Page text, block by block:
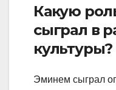
Какую
сыграл в
культуры?
Эминем сыграл